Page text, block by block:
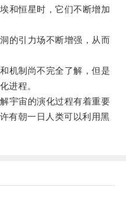
恒星时，它们不断增加
引力场不断增强，从而
制尚不完全了解，但是
进程。
宙的演化过程有着重要
有朝一日人类可以利用黑